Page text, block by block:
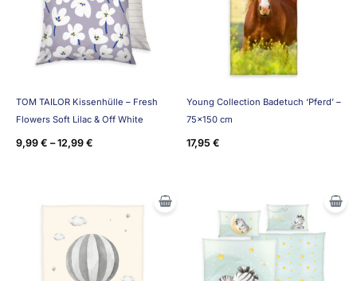
TOM TAILOR Kissenhülle – Fresh
Flowers Soft Lilac & Off White
9,99 € –12,99 €
Young Collection Badetuch ‘Pferd’ –
75×150 cm
17,95 €